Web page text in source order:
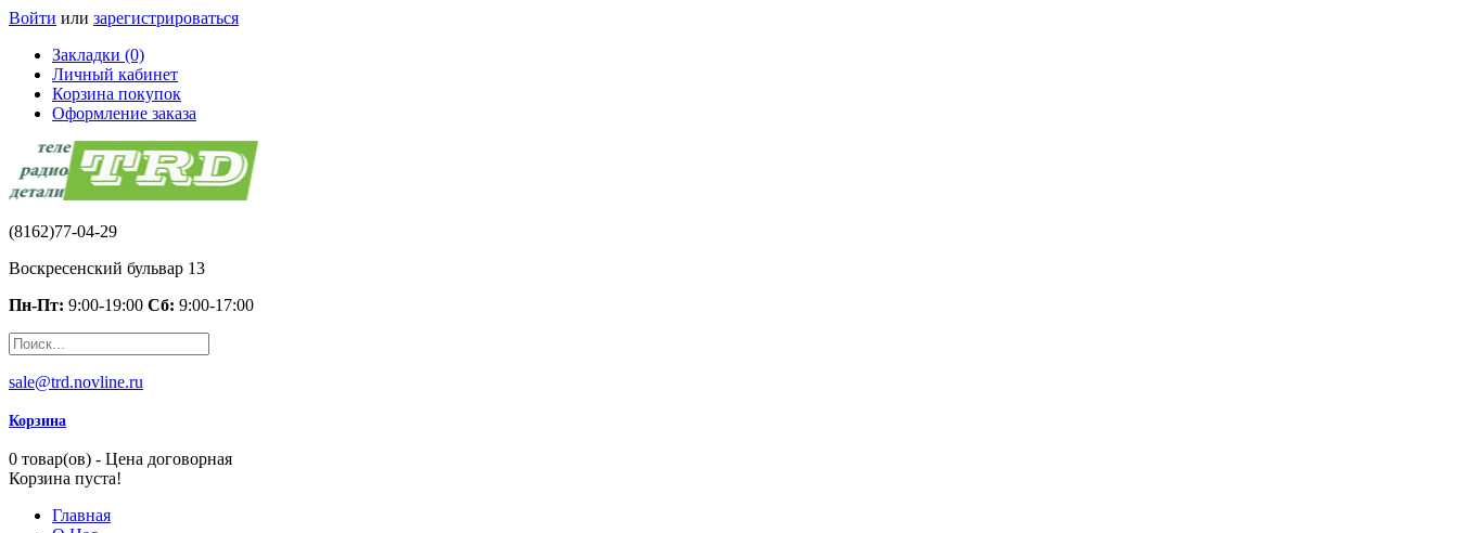
Войти или зарегистрироваться
Закладки (0)
Личный кабинет
Корзина покупок
Оформление заказа
(8162)77-04-29
Воскресенский бульвар 13
Пн-Пт: 9:00-19:00 Сб: 9:00-17:00
sale@trd.novline.ru
Корзина
0 товар(ов) - Цена договорная
Корзина пуста!
Главная